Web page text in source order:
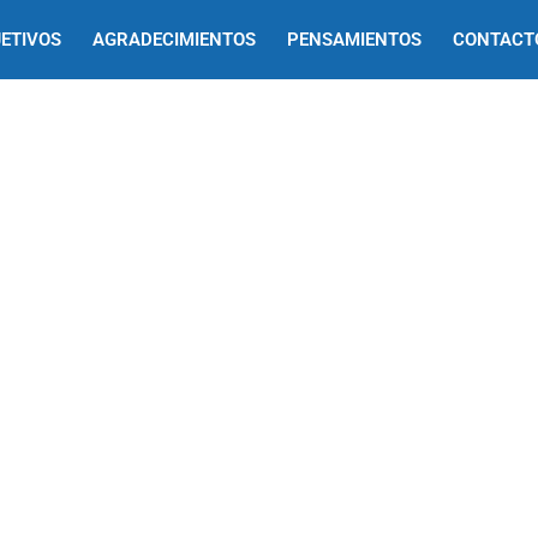
AGRADECIMIENTOS PENSAMIENTOS